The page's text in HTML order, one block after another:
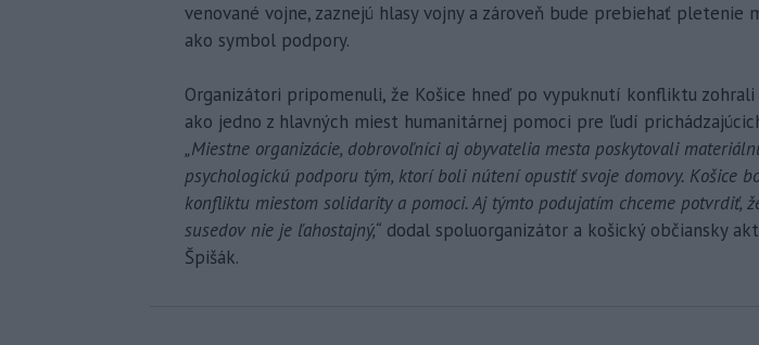
venované vojne, zaznejú hlasy vojny a zároveň bude prebiehať pletenie
ako symbol podpory.
Organizátori pripomenuli, že Košice hneď po vypuknutí konfliktu zohrali
ako jedno z hlavných miest humanitárnej pomoci pre ľudí
„Miestne organizácie, dobrovoľníci aj obyvatelia mesta poskytovali
psychologickú podporu tým, ktorí boli nútení opustiť svoje domovy. Košice
konfliktu miestom solidarity a pomoci. Aj týmto podujatím chceme potvrdiť,
susedov nie je ľahostajný,“ dodal spoluorganizátor a košický občiansky
Špišák.